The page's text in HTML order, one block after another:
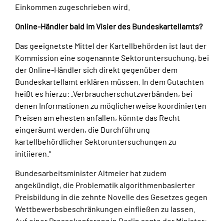
Einkommen zugeschrieben wird.
Online-Händler bald im Visier des Bundeskartellamts?
Das geeignetste Mittel der Kartellbehörden ist laut der
Kommission eine sogenannte Sektoruntersuchung, bei
der Online-Händler sich direkt gegenüber dem
Bundeskartellamt erklären müssen. In dem Gutachten
heißt es hierzu: „Verbraucherschutzverbänden, bei
denen Informationen zu möglicherweise koordinierten
Preisen am ehesten anfallen, könnte das Recht
eingeräumt werden, die Durchführung
kartellbehördlicher Sektoruntersuchungen zu
initiieren.“
Bundesarbeitsminister Altmeier hat zudem
angekündigt, die Problematik algorithmenbasierter
Preisbildung in die zehnte Novelle des Gesetzes gegen
Wettbewerbsbeschränkungen einfließen zu lassen.